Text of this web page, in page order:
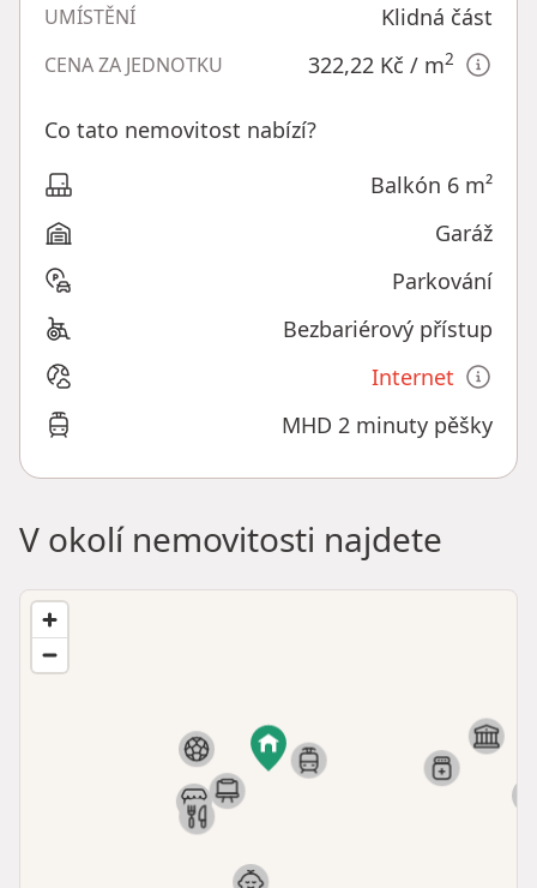
UMÍSTĚNÍ Klidná část
CENA ZA JEDNOTKU 322,22 Kč / m2
Co tato nemovitost nabízí?
Balkón 6 m²
Garáž
Parkování
Bezbariérový přístup
Internet
MHD 2 minuty pěšky
V okolí nemovitosti najdete